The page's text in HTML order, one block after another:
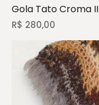
Gola Tato Croma II
R$ 280,00